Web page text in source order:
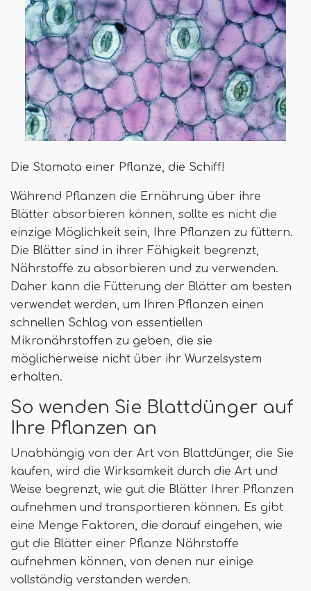
Die Stomata einer Pflanze, die Schiff!
Während Pflanzen die Ernährung über ihre
Blätter absorbieren können, sollte es nicht die
einzige Möglichkeit sein, Ihre Pflanzen zu füttern.
Die Blätter sind in ihrer Fähigkeit begrenzt,
Nährstoffe zu absorbieren und zu verwenden.
Daher kann die Fütterung der Blätter am besten
verwendet werden, um Ihren Pflanzen einen
schnellen Schlag von essentiellen
Mikronährstoffen zu geben, die sie
möglicherweise nicht über ihr Wurzelsystem
erhalten.
So wenden Sie Blattdünger auf
Ihre Pflanzen an
Unabhängig von der Art von Blattdünger, die Sie
kaufen, wird die Wirksamkeit durch die Art und
Weise begrenzt, wie gut die Blätter Ihrer Pflanzen
aufnehmen und transportieren können. Es gibt
eine Menge Faktoren, die darauf eingehen, wie
gut die Blätter einer Pflanze Nährstoffe
aufnehmen können, von denen nur einige
vollständig verstanden werden.